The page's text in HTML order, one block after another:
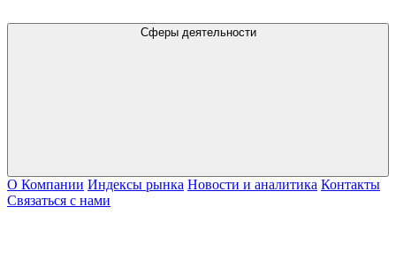
Сферы деятельности
О Компании Индексы рынка Новости и аналитика Контакты
Связаться с нами